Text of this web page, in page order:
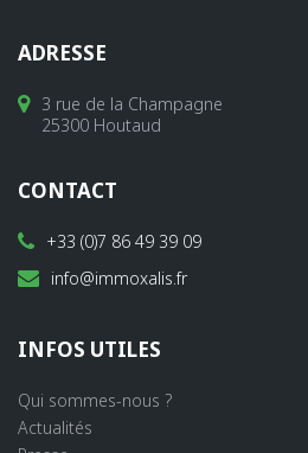
ADRESSE
3 rue de la Champagne
25300 Houtaud
CONTACT
+33 (0)7 86 49 39 09
info@immoxalis.fr
INFOS UTILES
Qui sommes-nous ?
Actualités